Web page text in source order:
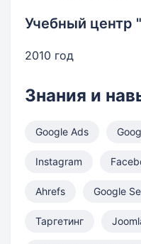
Учебный центр
2010 год
Знания и
Google Ads
Instagram
Ahrefs Google
Таргетинг